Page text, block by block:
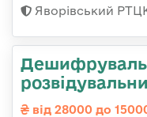
Яворівський
від 28000 до